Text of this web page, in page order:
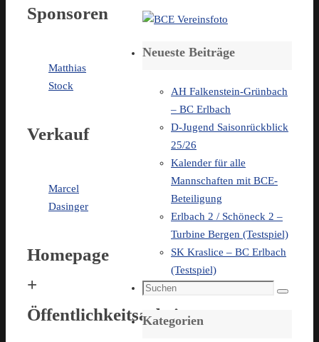
Sponsoren
Matthias
Stock
Verkauf
Marcel
Dasinger
Homepage
+
Öffentlichkeitsarbeit
Neueste Beiträge
AH Falkenstein-Grünbach
– BC Erlbach
D-Jugend Saisonrückblick
25/26
Kalender für alle
Mannschaften mit BCE-
Beteiligung
Erlbach 2 / Schöneck 2 –
Turbine Bergen (Testspiel)
SK Kraslice – BC Erlbach
(Testspiel)
Suchen
Suchen
Kategorien